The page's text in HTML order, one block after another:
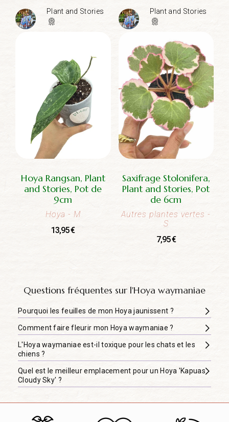
Plant and Stories
Hoya Rangsan, Plant
and Stories, Pot de
9cm
Hoya - M
13,95€
Plant and Stories
Saxifrage Stolonifera,
Plant and Stories, Pot
de 6cm
Autres plantes vertes -
S
7,95€
Questions fréquentes sur l'Hoya waymaniae
Pourquoi les feuilles de mon Hoya jaunissent ?
Comment faire fleurir mon Hoya waymaniae ?
L'Hoya waymaniae est-il toxique pour les chats et les
chiens ?
Quel est le meilleur emplacement pour un Hoya 'Kapuas
Cloudy Sky' ?